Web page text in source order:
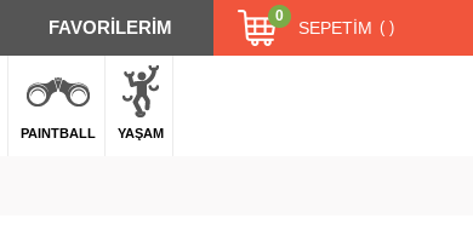
FAVORİLERİM SEPETIM
0
PAINTBALL YAŞAM